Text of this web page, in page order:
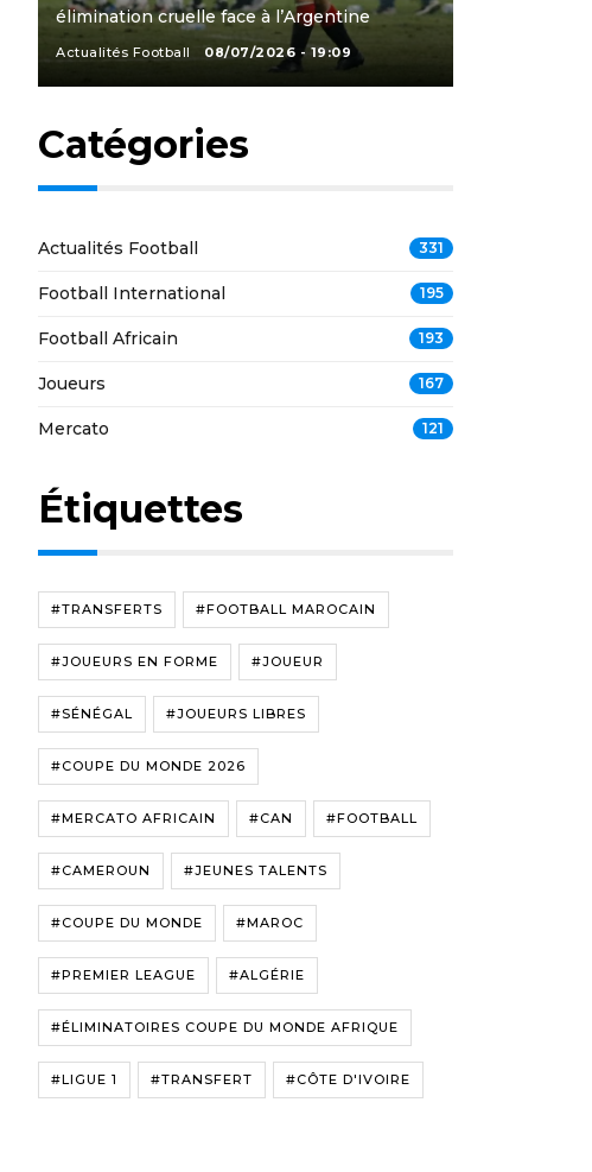
élimination cruelle face à l’Argentine
Actualités Football 08/07/2026 - 19:09
Catégories
Actualités Football 331
Football International 195
Football Africain 193
Joueurs 167
Mercato 121
Étiquettes
#TRANSFERTS #FOOTBALL MAROCAIN
#JOUEURS EN FORME #JOUEUR
#SÉNÉGAL #JOUEURS LIBRES
#COUPE DU MONDE 2026
#MERCATO AFRICAIN #CAN #FOOTBALL
#CAMEROUN #JEUNES TALENTS
#COUPE DU MONDE #MAROC
#PREMIER LEAGUE #ALGÉRIE
#ÉLIMINATOIRES COUPE DU MONDE AFRIQUE
#LIGUE 1 #TRANSFERT #CÔTE D'IVOIRE